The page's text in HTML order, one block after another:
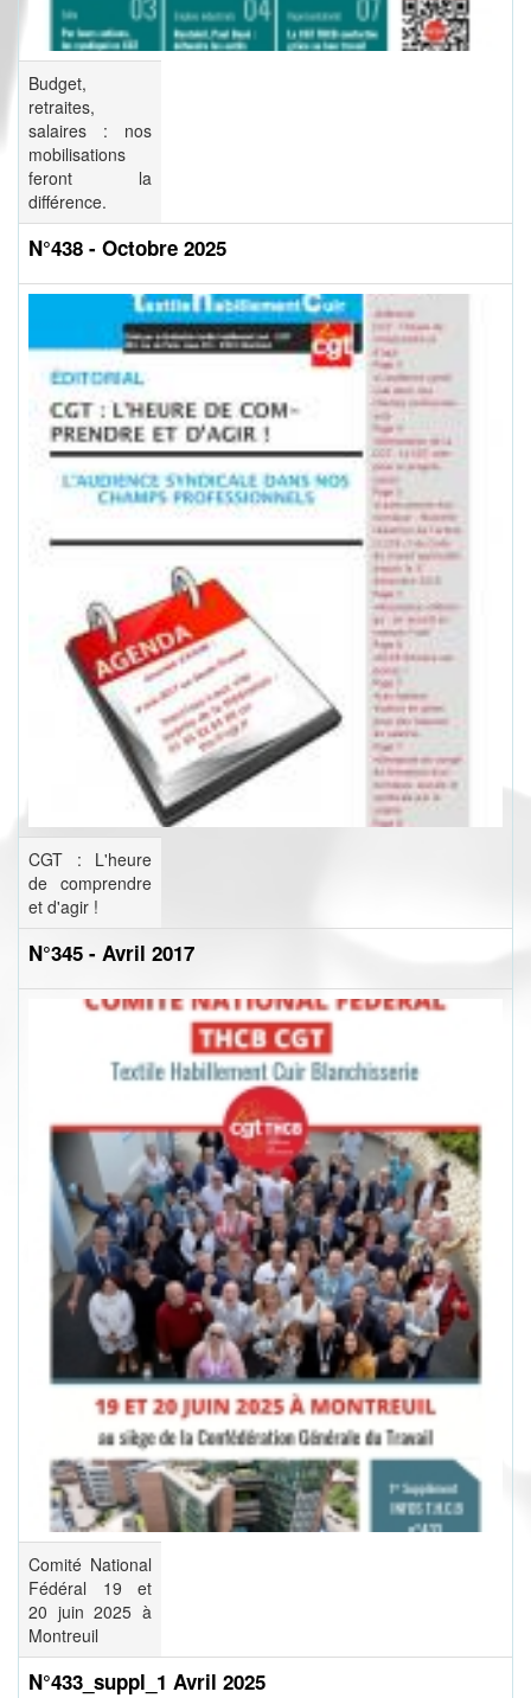
Budget,
retraites,
salaires : nos
mobilisations
feront la
différence.
N°438 - Octobre 2025
CGT : L'heure
de comprendre
et d'agir !
N°345 - Avril 2017
Comité National
Fédéral 19 et
20 juin 2025 à
Montreuil
N°433_suppl_1 Avril 2025